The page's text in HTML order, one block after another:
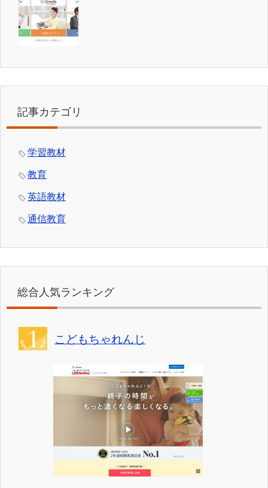
記事カテゴリ
学習教材
教育
英語教材
通信教育
総合人気ランキング
こどもちゃれんじ